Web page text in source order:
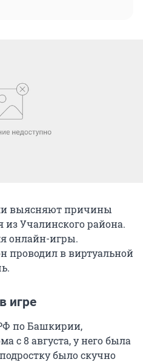
выясняют причины
из Учалинского района.
онлайн-игры.
проводил в виртуальной
игре
по Башкирии,
с 8 августа, у него была
было скучно